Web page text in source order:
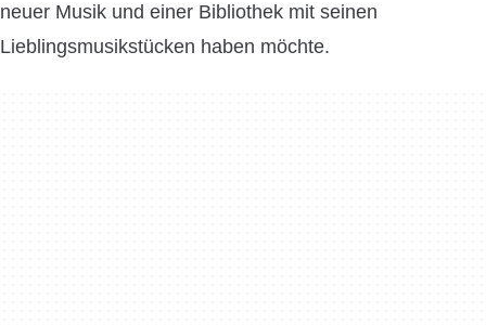
neuer Musik und einer Bibliothek mit seinen
Lieblingsmusikstücken haben möchte.